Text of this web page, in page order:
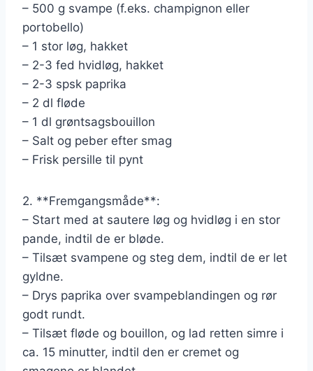
– 500 g svampe (f.eks. champignon eller
portobello)
– 1 stor løg, hakket
– 2-3 fed hvidløg, hakket
– 2-3 spsk paprika
– 2 dl fløde
– 1 dl grøntsagsbouillon
– Salt og peber efter smag
– Frisk persille til pynt
2. **Fremgangsmåde**:
– Start med at sautere løg og hvidløg i en stor
pande, indtil de er bløde.
– Tilsæt svampene og steg dem, indtil de er let
gyldne.
– Drys paprika over svampeblandingen og rør
godt rundt.
– Tilsæt fløde og bouillon, og lad retten simre i
ca. 15 minutter, indtil den er cremet og